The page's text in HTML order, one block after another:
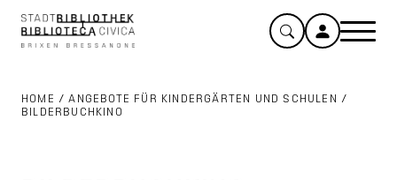
HOME /ANGEBOTE FÜR KINDERGÄRTEN UND SCHULEN /
BILDERBUCHKINO